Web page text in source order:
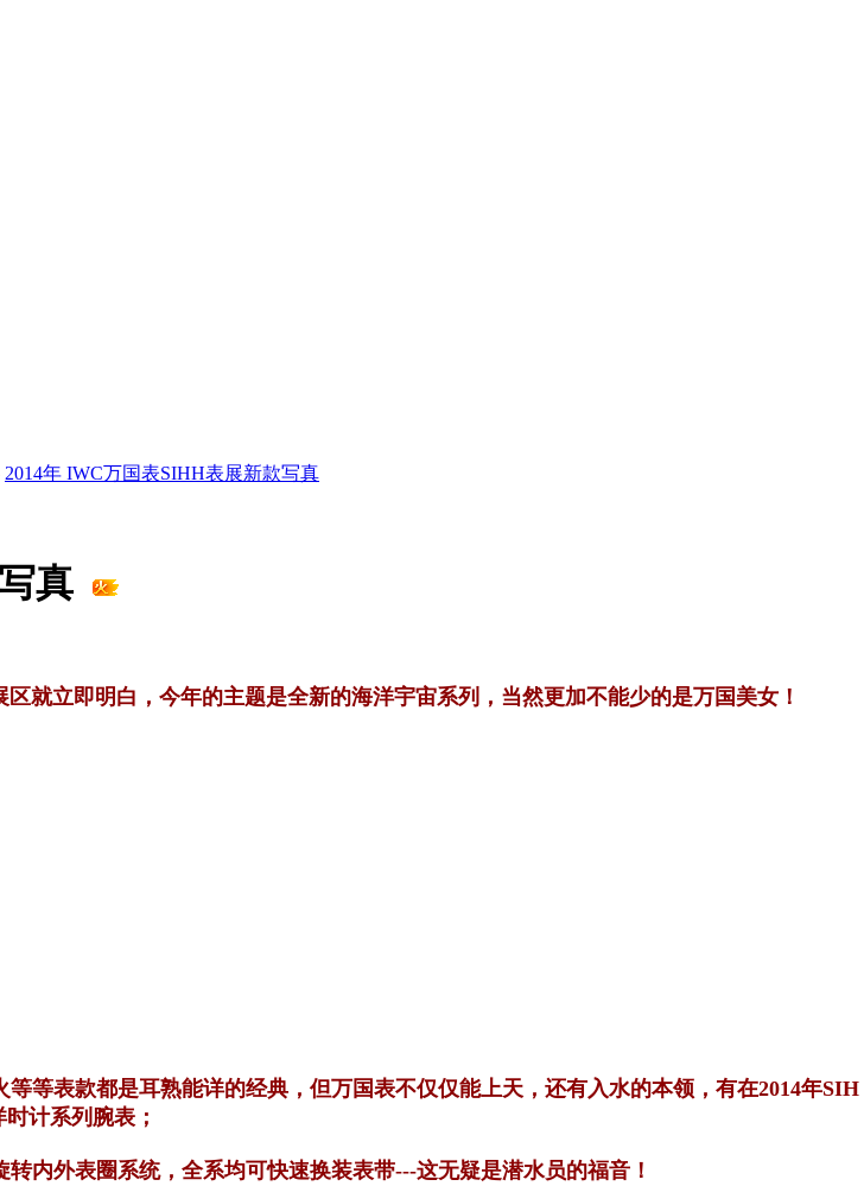
2014年 IWC万国表SIHH表展新款写真
真
就立即明白，今年的主题是全新的海洋宇宙系列，当然更加不能少的是万国美女！
表款都是耳熟能详的经典，但万国表不仅仅能上天，还有入水的本领，有在2014年SIH
计系列腕表；
外表圈系统，全系均可快速换装表带---这无疑是潜水员的福音！